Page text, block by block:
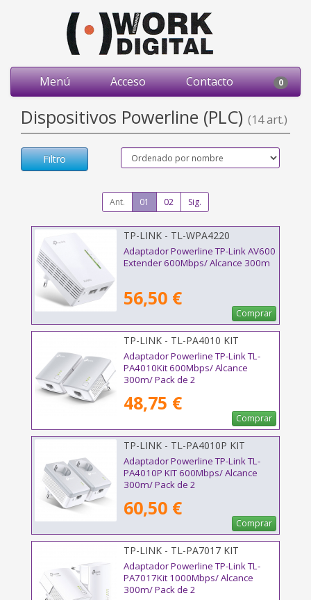
Menú Acceso Contacto 0
Dispositivos Powerline (PLC) (14 art.)
Filtro
Ant. 01 02 Sig.
TP-LINK - TL-WPA4220
Adaptador Powerline TP-Link AV600
Extender 600Mbps/ Alcance 300m
56,50 €
Comprar
TP-LINK - TL-PA4010 KIT
Adaptador Powerline TP-Link TL-
PA4010Kit 600Mbps/ Alcance
300m/ Pack de 2
48,75 €
Comprar
TP-LINK - TL-PA4010P KIT
Adaptador Powerline TP-Link TL-
PA4010P KIT 600Mbps/ Alcance
300m/ Pack de 2
60,50 €
Comprar
TP-LINK - TL-PA7017 KIT
Adaptador Powerline TP-Link TL-
PA7017Kit 1000Mbps/ Alcance
300m/ Pack de 2